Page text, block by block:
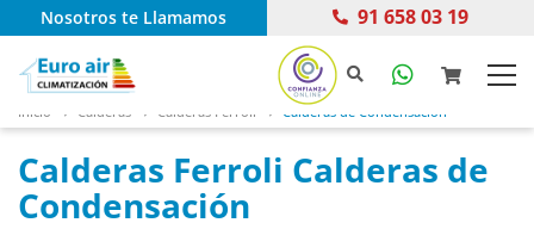
Nosotros te Llamamos 91 658 03 19
Inicio Calderas Calderas Ferroli Calderas de Condensación
Calderas Ferroli Calderas de
Condensación